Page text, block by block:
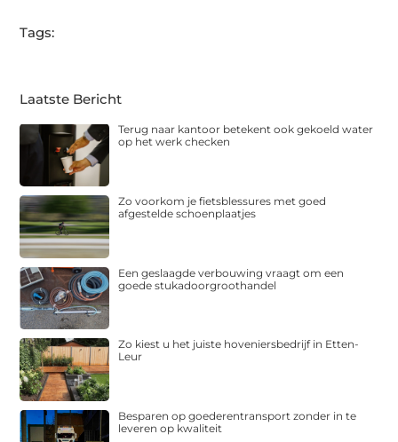
Tags:
Laatste Bericht
Terug naar kantoor betekent ook gekoeld water
op het werk checken
Zo voorkom je fietsblessures met goed
afgestelde schoenplaatjes
Een geslaagde verbouwing vraagt om een
goede stukadoorgroothandel
Zo kiest u het juiste hoveniersbedrijf in Etten-
Leur
Besparen op goederentransport zonder in te
leveren op kwaliteit